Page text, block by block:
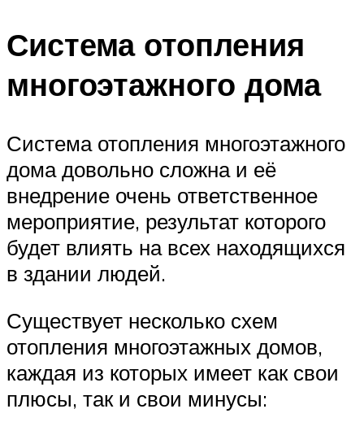
Система отопления
многоэтажного дома
Система отопления многоэтажного
дома довольно сложна и её
внедрение очень ответственное
мероприятие, результат которого
будет влиять на всех находящихся
в здании людей.
Существует несколько схем
отопления многоэтажных домов,
каждая из которых имеет как свои
плюсы, так и свои минусы: